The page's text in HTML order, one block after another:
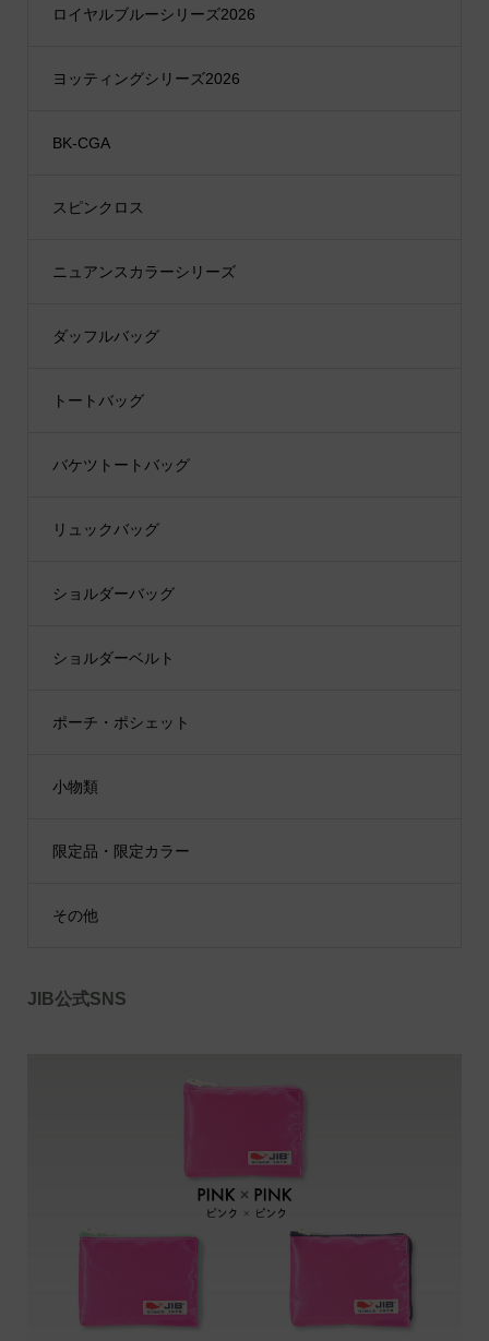
ロイヤルブルーシリーズ2026
ヨッティングシリーズ2026
BK-CGA
スピンクロス
ニュアンスカラーシリーズ
ダッフルバッグ
トートバッグ
バケツトートバッグ
リュックバッグ
ショルダーバッグ
ショルダーベルト
ポーチ・ポシェット
小物類
限定品・限定カラー
その他
JIB公式SNS